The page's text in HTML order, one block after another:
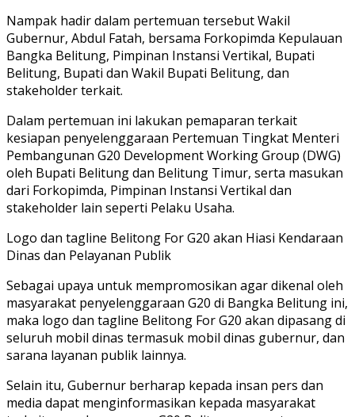
Nampak hadir dalam pertemuan tersebut Wakil
Gubernur, Abdul Fatah, bersama Forkopimda Kepulauan
Bangka Belitung, Pimpinan Instansi Vertikal, Bupati
Belitung, Bupati dan Wakil Bupati Belitung, dan
stakeholder terkait.
Dalam pertemuan ini lakukan pemaparan terkait
kesiapan penyelenggaraan Pertemuan Tingkat Menteri
Pembangunan G20 Development Working Group (DWG)
oleh Bupati Belitung dan Belitung Timur, serta masukan
dari Forkopimda, Pimpinan Instansi Vertikal dan
stakeholder lain seperti Pelaku Usaha.
Logo dan tagline Belitong For G20 akan Hiasi Kendaraan
Dinas dan Pelayanan Publik
Sebagai upaya untuk mempromosikan agar dikenal oleh
masyarakat penyelenggaraan G20 di Bangka Belitung ini,
maka logo dan tagline Belitong For G20 akan dipasang di
seluruh mobil dinas termasuk mobil dinas gubernur, dan
sarana layanan publik lainnya.
Selain itu, Gubernur berharap kepada insan pers dan
media dapat menginformasikan kepada masyarakat